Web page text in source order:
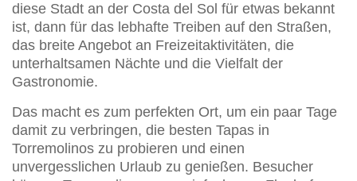
diese Stadt an der Costa del Sol für etwas bekannt
ist, dann für das lebhafte Treiben auf den Straßen,
das breite Angebot an Freizeitaktivitäten, die
unterhaltsamen Nächte und die Vielfalt der
Gastronomie.
Das macht es zum perfekten Ort, um ein paar Tage
damit zu verbringen, die besten Tapas in
Torremolinos zu probieren und einen
unvergesslichen Urlaub zu genießen. Besucher